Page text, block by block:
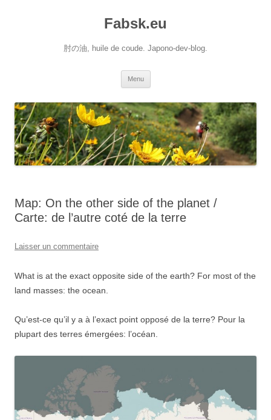
Fabsk.eu
肘の油, huile de coude. Japono-dev-blog.
Menu
Map: On the other side of the planet /
Carte: de l’autre coté de la terre
Laisser un commentaire
What is at the exact opposite side of the earth? For most of the
land masses: the ocean.
Qu’est-ce qu’il y a à l’exact point opposé de la terre? Pour la
plupart des terres émergées: l’océan.